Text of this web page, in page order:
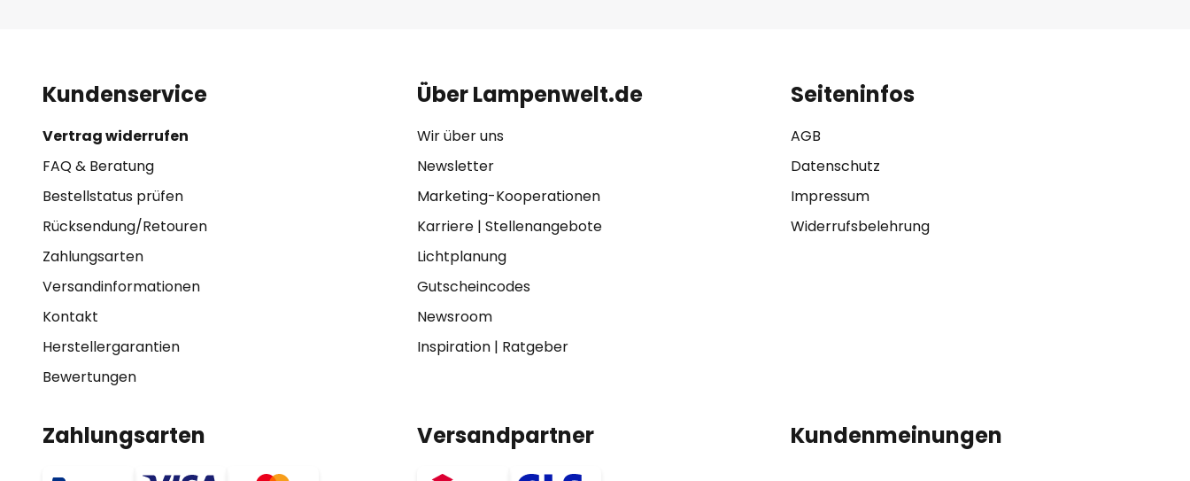
Kundenservice
Vertrag widerrufen
FAQ & Beratung
Bestellstatus prüfen
Rücksendung/Retouren
Zahlungsarten
Versandinformationen
Kontakt
Herstellergarantien
Bewertungen
Über Lampenwelt.de
Wir über uns
Newsletter
Marketing-Kooperationen
Karriere| Stellenangebote
Lichtplanung
Gutscheincodes
Newsroom
Inspiration| Ratgeber
Seiteninfos
AGB
Datenschutz
Impressum
Widerrufsbelehrung
Zahlungsarten Versandpartner Kundenmeinungen